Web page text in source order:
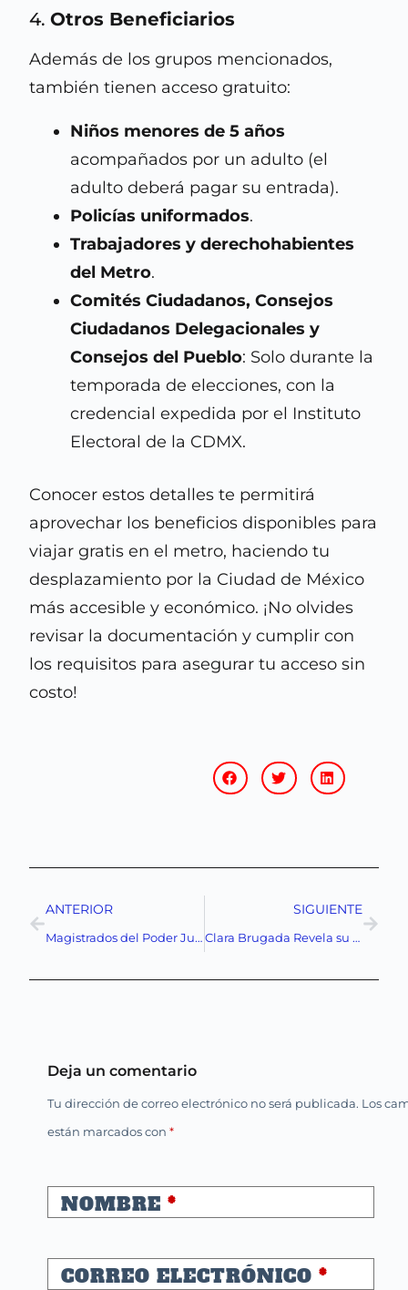
4.Otros Beneficiarios
Además de los grupos mencionados,
también tienen acceso gratuito:
Niños menores de 5 años
acompañados por un adulto (el
adulto deberá pagar su entrada).
Policías uniformados.
Trabajadores y derechohabientes
del Metro.
Comités Ciudadanos, Consejos
Ciudadanos Delegacionales y
Consejos del Pueblo: Solo durante la
temporada de elecciones, con la
credencial expedida por el Instituto
Electoral de la CDMX.
Conocer estos detalles te permitirá
aprovechar los beneficios disponibles para
viajar gratis en el metro, haciendo tu
desplazamiento por la Ciudad de México
más accesible y económico. ¡No olvides
revisar la documentación y cumplir con
los requisitos para asegurar tu acceso sin
costo!
ANTERIOR
Magistrados del Poder Judicial de la Federación Amenazan con Paro Nacional Contra Reforma Controvertida
SIGUIENTE
Clara Brugada Revela su Gabinete: Continuidad de la 4T y un Gobierno Focalizado en la Igualdad de Género en la CDMX
Deja un comentario
Tu dirección de correo electrónico no será publicada. Los
están marcados con*
NOMBRE *
CORREO ELECTRÓNICO *